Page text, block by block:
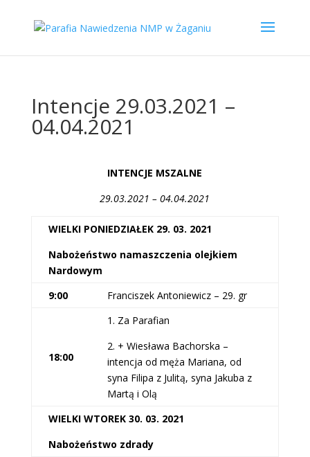
Intencje 29.03.2021 –
04.04.2021
INTENCJE MSZALNE
29.03.2021 – 04.04.2021
WIELKI PONIEDZIAŁEK 29. 03. 2021
Nabożeństwo namaszczenia olejkiem
Nardowym
9:00
Franciszek Antoniewicz – 29. gr
18:00
1. Za Parafian
2. + Wiesława Bachorska –
intencja od męża Mariana, od
syna Filipa z Julitą, syna Jakuba z
Martą i Olą
WIELKI WTOREK 30. 03. 2021
Nabożeństwo zdrady